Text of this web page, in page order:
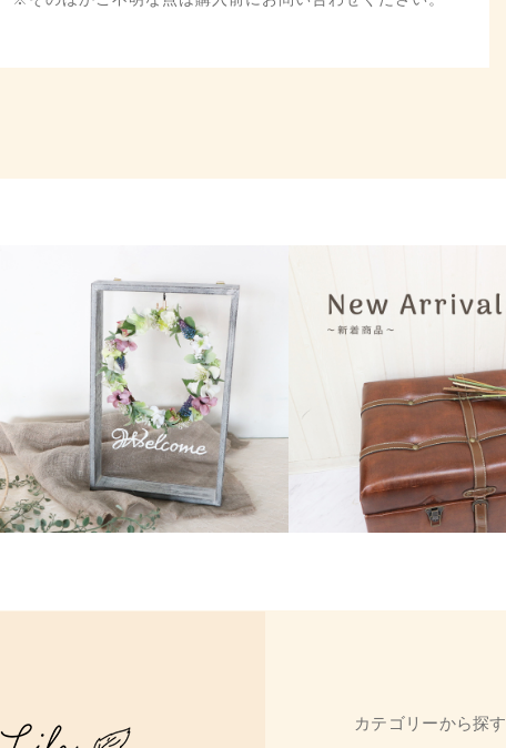
カテゴリーから探す